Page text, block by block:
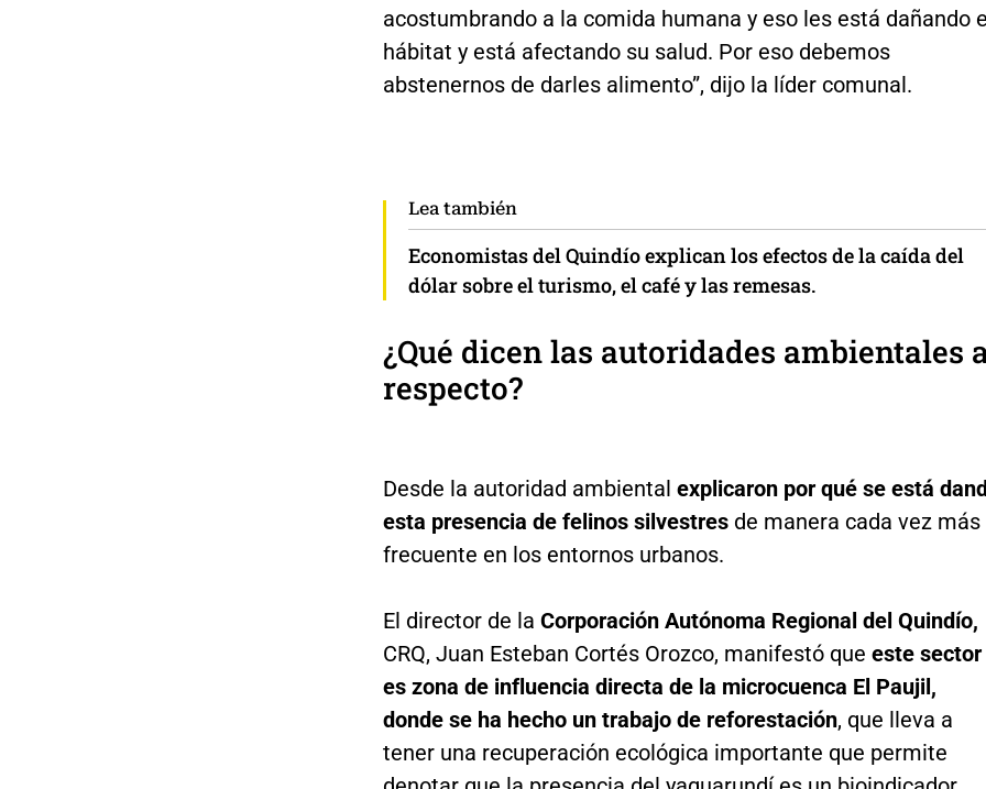
acostumbrando a la comida humana y eso les está dañando
hábitat y está afectando su salud. Por eso debemos
abstenernos de darles alimento”, dijo la líder comunal.
Lea también
Economistas del Quindío explican los efectos de la caída del
dólar sobre el turismo, el café y las remesas.
¿Qué dicen las autoridades ambientales
respecto?
Desde la autoridad ambiental explicaron por qué se está
esta presencia de felinos silvestresde manera cada vez más
frecuente en los entornos urbanos.
El director de la Corporación Autónoma Regional del Quindío,
CRQ, Juan Esteban Cortés Orozco, manifestó que este sector
es zona de influencia directa de la microcuenca El Paujil,
donde se ha hecho un trabajo de reforestación, que lleva a
tener una recuperación ecológica importante que permite